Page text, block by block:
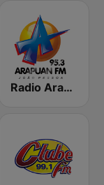
Radio Arapuan - João Pessoa